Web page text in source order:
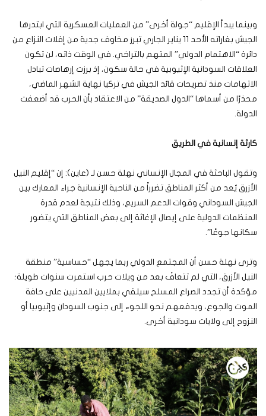
وبينما يبدأ الإقليم “جولة أخرى” من العمليات العسكرية التي ابتدرها
الجيش بغاراته الأحد 11 يناير الجاري تبرز مخاوف جدية من إفلات النزاع من
دائرة “الاهتمام الدولي” المتهم بالتراخي. في الوقت ذاته، لن تكون
العلاقات السودانية الإثيوبية في حالة سكون، إذ برزت إرهاصات تبادل
الاتهامات منذ تصريحات قائد الجيش في تركيا نهاية الشهر الماضي،
محذرًا من أسماها “الدول الصديقة” من الاعتقاد بأن الحرب قد أضعفت
الدولة.
كارثة إنسانية في الطريق
وتقول الباحثة في المجال الإنساني نهلة حسن لـ (عاين): إن “إقليم النيل
الأزرق يُعد من أكثر المناطق تضرراً من الناحية الإنسانية جراء المعارك بين
الجيش السوداني وقوات الدعم السريع، وذلك نتيجة لعدم قدرة
المنظمات الدولية على إيصال الإغاثة إلى بعض المناطق التي يتضور
سكانها جوعًا”.
وترى نهلة حسن أن المجتمع الدولي ربما يجهل “حساسية” منطقة
النيل الأزرق، التي لم تتعافَ بعد من ويلات حرب استمرت سنوات طويلة؛
مؤكدة أن تجدد الصراع المسلح سيلقي بملايين المدنيين على حافة
الموت والجوع، ويدفعهم نحو اللجوء إلى جنوب السودان وإثيوبيا أو
النزوح إلى ولايات سودانية أخرى.